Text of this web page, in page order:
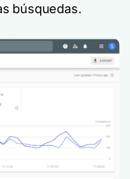
búsquedas.